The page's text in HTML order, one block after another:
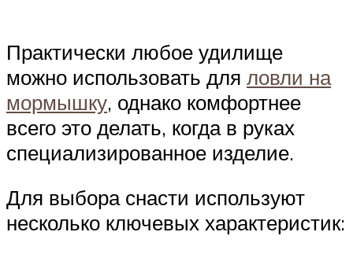
Практически любое удилище
можно использовать для ловли на
мормышку, однако комфортнее
всего это делать, когда в руках
специализированное изделие.
Для выбора снасти используют
несколько ключевых характеристик: